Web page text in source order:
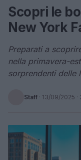
Scopri le
New York
Preparati a
nella primavera-
sorprendenti delle
Staff · 13/09/2025